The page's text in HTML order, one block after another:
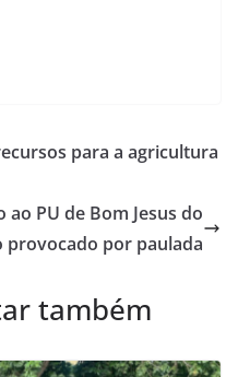
para a agricultura
ao PU de Bom Jesus do
por paulada
também